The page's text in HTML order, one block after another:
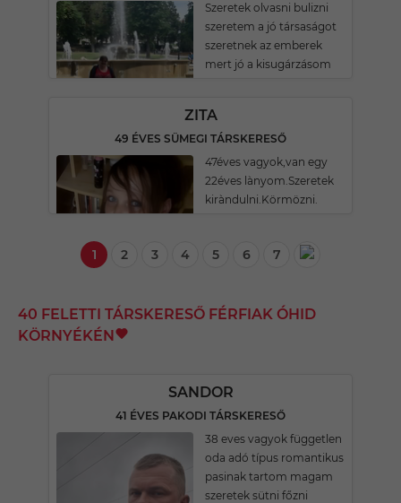
Szeretek olvasni bulizni
szeretem a jó társaságot
szeretnek az emberek
mert jó a kisugárzásom
ZITA
49 ÉVES SÜMEGI TÁRSKERESŐ
47éves vagyok,van egy
22éves lànyom.Szeretek
kiràndulni.Körmözni.
1 2 3 4 5 6 7
40 FELETTI TÁRSKERESŐ FÉRFIAK ÓHID
KÖRNYÉKÉN
SANDOR
41 ÉVES PAKODI TÁRSKERESŐ
38 eves vagyok független
oda adó típus romantikus
pasinak tartom magam
szeretek sütni főzni